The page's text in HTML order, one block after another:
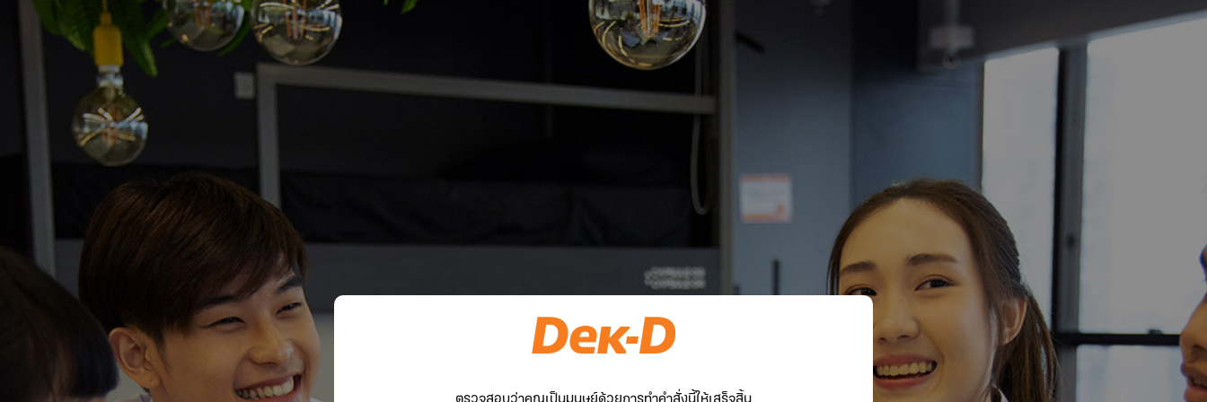
ตรวจสอบว่าคุณเป็นมนุษย์ด้วยการทำคำสั่งนี้ให้เสร็จสิ้น